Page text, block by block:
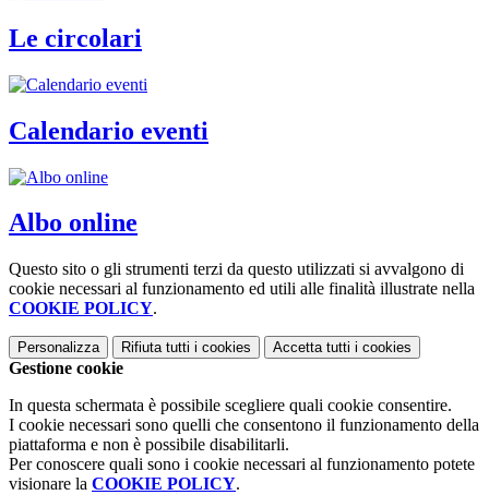
Le circolari
Calendario eventi
Albo online
Questo sito o gli strumenti terzi da questo utilizzati si avvalgono di
cookie necessari al funzionamento ed utili alle finalità illustrate nella
COOKIE POLICY.
Personalizza Rifiuta tutti i cookies Accetta tutti i cookies
Gestione cookie
In questa schermata è possibile scegliere quali cookie consentire.
I cookie necessari sono quelli che consentono il funzionamento della
piattaforma e non è possibile disabilitarli.
Per conoscere quali sono i cookie necessari al funzionamento potete
visionare la COOKIE POLICY.